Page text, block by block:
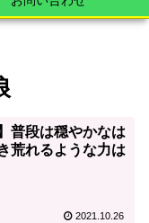
普段は穏やかなは
荒れるような力は
2021.10.26